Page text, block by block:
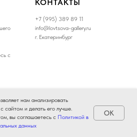
нам анализировать
сайтом и делать его лучше.
вы соглашаетесь с Политикой в
данных
OK
с
КОНТАКТЫ
+7 (995) 389 89 11
info@lovtsova-gallery.ru
г. Екатеринбург